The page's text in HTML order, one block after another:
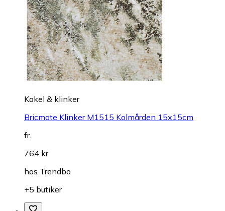
Kakel & klinker
Bricmate Klinker M1515 Kolmården 15x15cm
fr.
764 kr
hos Trendbo
+5 butiker